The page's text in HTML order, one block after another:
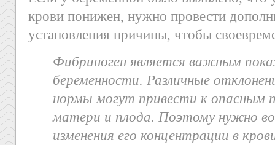
крови понижен, нужно провести
установления причины, чтобы
Фибриноген является важным
беременности. Различные
нормы могут привести к опасным
матери и плода. Поэтому нужно
изменения его концентрации в